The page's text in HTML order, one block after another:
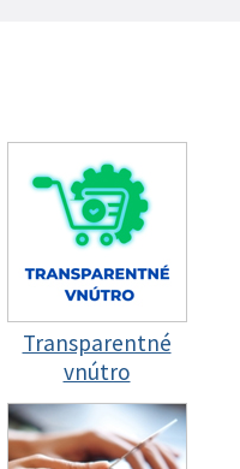
Transparentné
vnútro